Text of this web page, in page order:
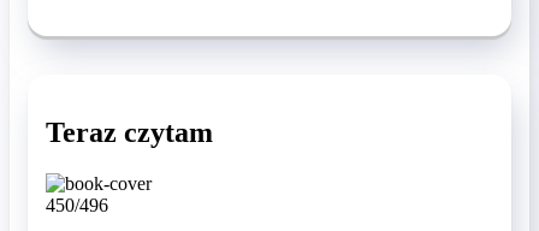
Teraz czytam
450/496